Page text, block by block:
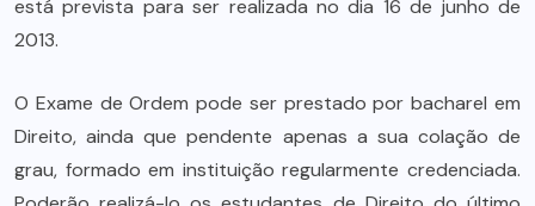
está prevista para ser realizada no dia 16 de junho de
2013.
O Exame de Ordem pode ser prestado por bacharel em
Direito, ainda que pendente apenas a sua colação de
grau, formado em instituição regularmente credenciada.